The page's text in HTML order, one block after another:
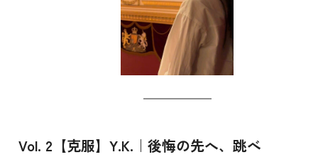
Vol. 2【克服】Y.K.｜後悔の先へ、跳べ